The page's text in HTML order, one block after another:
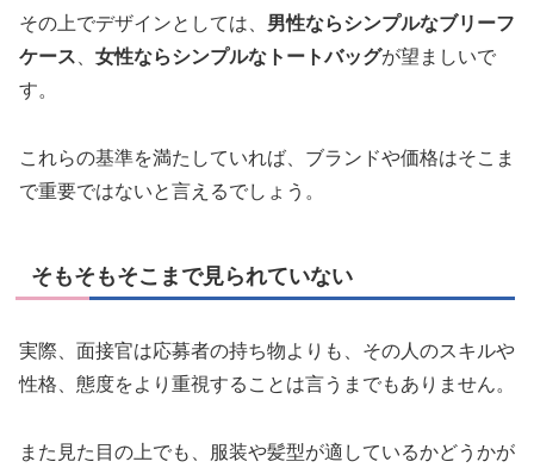
その上でデザインとしては、 男性ならシンプルなブリーフ
ケース
女性ならシンプルなトートバッグが望ましいで
す。
これらの基準を満たしていれば、ブランドや価格はそこま
で重要ではないと言えるでしょう。
そもそもそこまで見られていない
実際、面接官は応募者の持ち物よりも、その人のスキルや
性格、態度をより重視することは言うまでもありません。
また見た目の上でも、服装や髪型が適しているかどうかが